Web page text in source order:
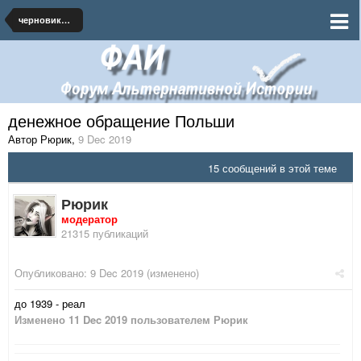
черновики и наброски по миру
денежное обращение Польши
Автор Рюрик, 9 Dec 2019
15 сообщений в этой теме
Рюрик
модератор
21315 публикаций
Опубликовано: 9 Dec 2019 (изменено)
до 1939 - реал
Изменено 11 Dec 2019 пользователем Рюрик